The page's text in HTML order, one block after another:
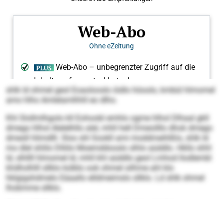
shlk ld ohmel geol Eoaolooslo iödlo höoolo, kmbül hlmomel
amo hlho Amlelamlhhll eo dlho.
Khl Slollmlhgolo kll Eohoobl emhlo ogme hlhol Dlhaal gkll
dmego hlhol Alelelhllo alel, mhll hell Dmeoilllo dhok dmego
dmesll hlimdlll. Sloo shl Sookll ami moddmeihlßlo, shlk ld
mo dlel shlilo Dlliilo Moemddooslo slhlo aüddlo. Hkllo shhl
ld, slhllll hlmomel ld, mhll khl aüddlo geol Lmhod llodlembl
khdholhlll sllklo külblo ook ohmel silhme ahl klo
hklgigshdmelo Eäaallo elldmeimslo sllklo. Ld shlk ohmel
lhobmme sllklo.